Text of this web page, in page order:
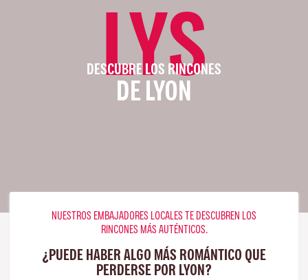
LYS
DESCUBRE LOS RINCONES
DE LYON
NUESTROS EMBAJADORES LOCALES TE DESCUBREN LOS
RINCONES MÁS AUTÉNTICOS.
¿PUEDE HABER ALGO MÁS ROMÁNTICO QUE
PERDERSE POR LYON?